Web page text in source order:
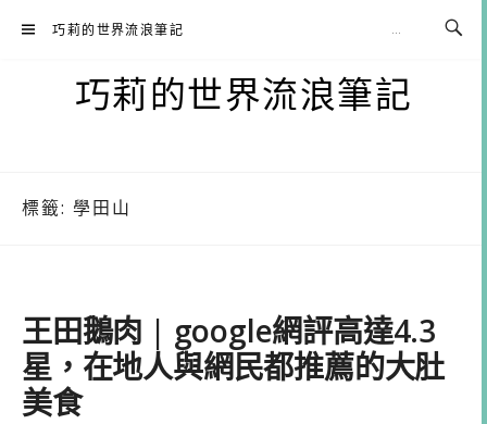
巧莉的世界流浪筆記
巧莉的世界流浪筆記
標籤: 學田山
王田鵝肉 | google網評高達4.3
星，在地人與網民都推薦的大肚
美食